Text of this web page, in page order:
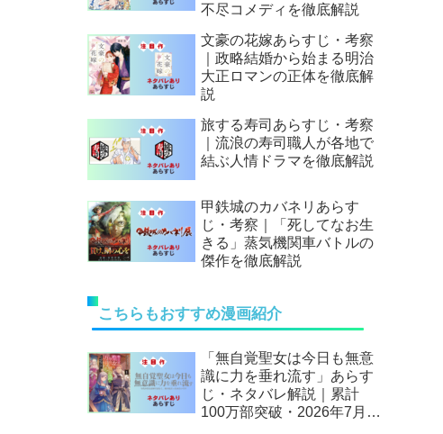
不尽コメディを徹底解説
文豪の花嫁あらすじ・考察
｜政略結婚から始まる明治
大正ロマンの正体を徹底解
説
旅する寿司あらすじ・考察
｜流浪の寿司職人が各地で
結ぶ人情ドラマを徹底解説
甲鉄城のカバネリあらす
じ・考察｜「死してなお生
きる」蒸気機関車バトルの
傑作を徹底解説
こちらもおすすめ漫画紹介
「無自覚聖女は今日も無意
識に力を垂れ流す」あらす
じ・ネタバレ解説｜累計
100万部突破・2026年7月ア